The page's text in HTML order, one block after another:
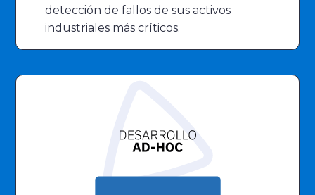
detección de fallos de sus activos
industriales más críticos.